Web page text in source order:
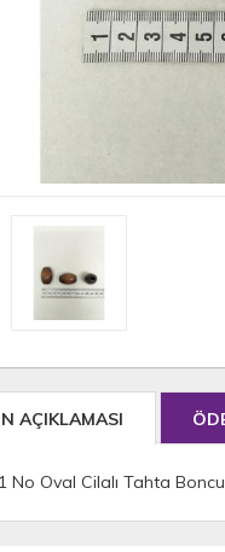
AÇIKLAMASI
No Oval Cilalı Tahta